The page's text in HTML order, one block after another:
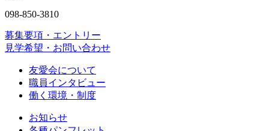
098-850-3810
募集要項・エントリー
見学希望・お問い合わせ
友愛会について
職員インタビュー
働く環境・制度
お知らせ